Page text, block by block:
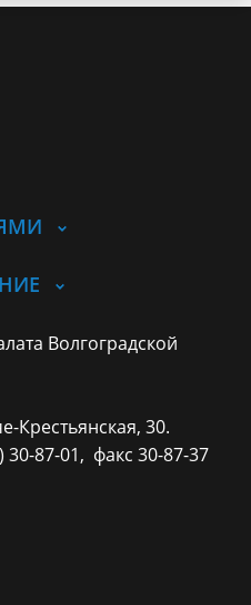
Волгоградской
Крестьянская, 30.
87-01, факс 30-87-37